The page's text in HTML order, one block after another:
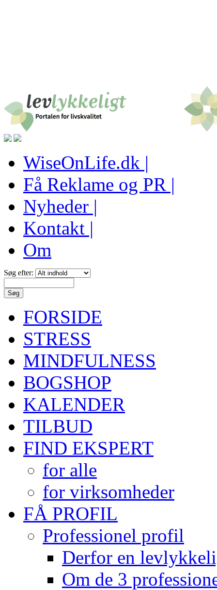
WiseOnLife.dk |
Få Reklame og PR |
Nyheder |
Kontakt |
Om
Søg efter:
FORSIDE
STRESS
MINDFULNESS
BOGSHOP
KALENDER
TILBUD
FIND EKSPERT
for alle
for virksomheder
FÅ PROFIL
Professionel profil
Derfor en
Om de 3